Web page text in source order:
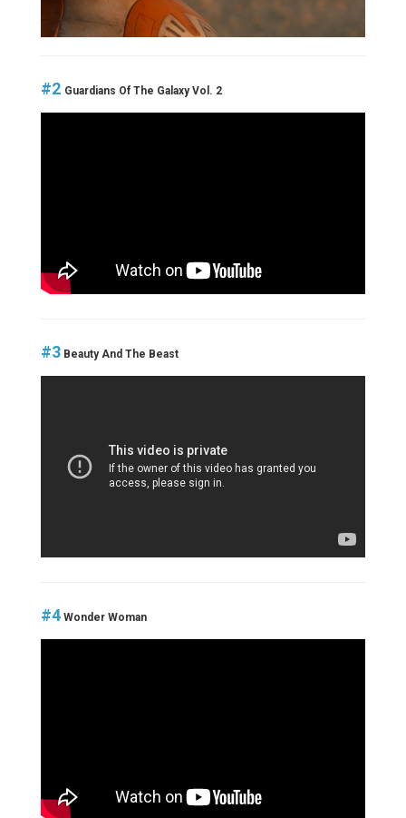
#2 Guardians Of The Galaxy Vol. 2
#3Beauty And The Beast
#4Wonder Woman